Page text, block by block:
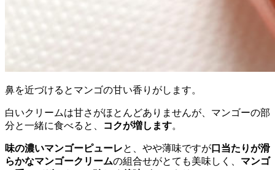
鼻を近づけるとマンゴの甘い香りがします。
白いクリームは甘さがほとんどありませんが、マンゴーの部
分と一緒に食べると、
コクが増します。
味の濃いマンゴーピューレと、やや薄味ですが口当たりが滑
らかなマンゴークリームの組合せがとても美味しく、 マンゴ